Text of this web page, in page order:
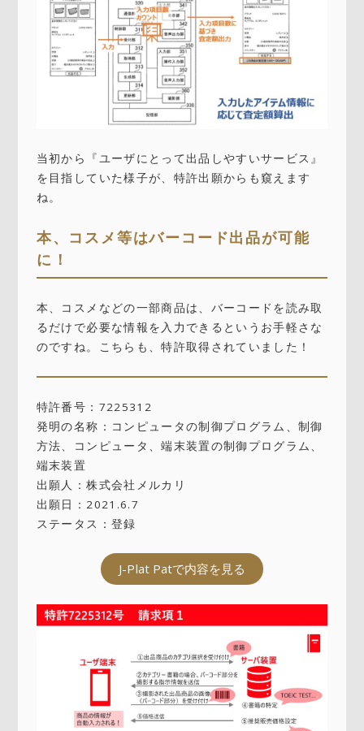
当初から『ユーザにとって出品しやすいサービス』
を目指していた様子が、特許出願からも窺えます
ね。
本、コスメ等はバーコード出品が可能
に！
本、コスメなどの一部商品は、バーコードを読み取
るだけで必要な情報を入力できるというお手軽さな
のですね。こちらも、特許取得されていました！
特許番号：7225312
発明の名称：コンピュータの制御プログラム、制御
方法、コンピュータ、端末装置の制御プログラム、
端末装置
出願人：株式会社メルカリ
出願日：2021.6.7
ステータス：登録
J-Plat Patで内容を見る